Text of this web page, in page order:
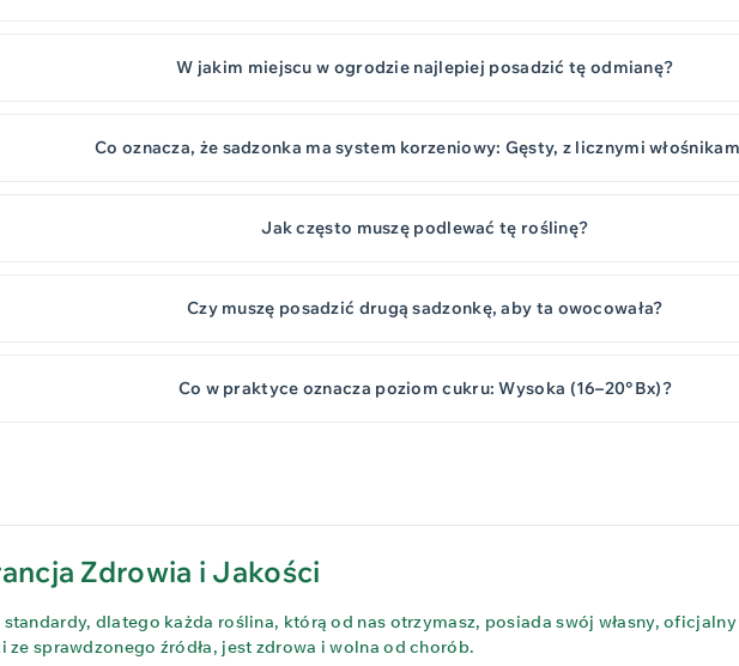
W jakim miejscu w ogrodzie najlepiej posadzić tę odmianę?
Co oznacza, że sadzonka ma system korzeniowy: Gęsty, z licznymi
Jak często muszę podlewać tę roślinę?
Czy muszę posadzić drugą sadzonkę, aby ta owocowała?
Co w praktyce oznacza poziom cukru: Wysoka (16–20°Bx)?
Zdrowia i Jakości
dlatego każda roślina, którą od nas otrzymasz, posiada swój własny, oficjalny
sprawdzonego źródła, jest zdrowa i wolna od chorób.